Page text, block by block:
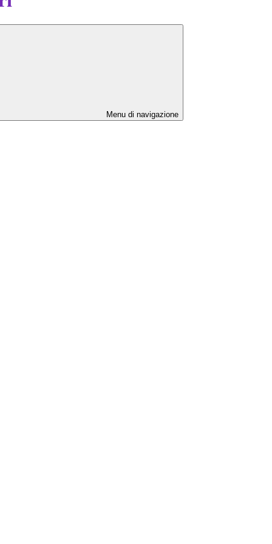
Menu di navigazione